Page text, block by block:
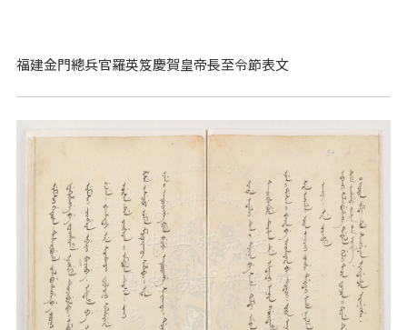
福建金門總兵官羅英笈慶賀皇帝長至令節表文